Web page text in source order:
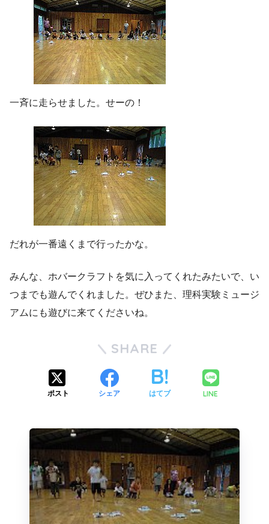
一斉に走らせました。せーの！
だれが一番遠くまで行ったかな。
みんな、ホバークラフトを気に入ってくれたみたいで、い
つまでも遊んでくれました。ぜひまた、理科実験ミュージ
アムにも遊びに来てくださいね。
SHARE
ポスト シェア はてブ LINE